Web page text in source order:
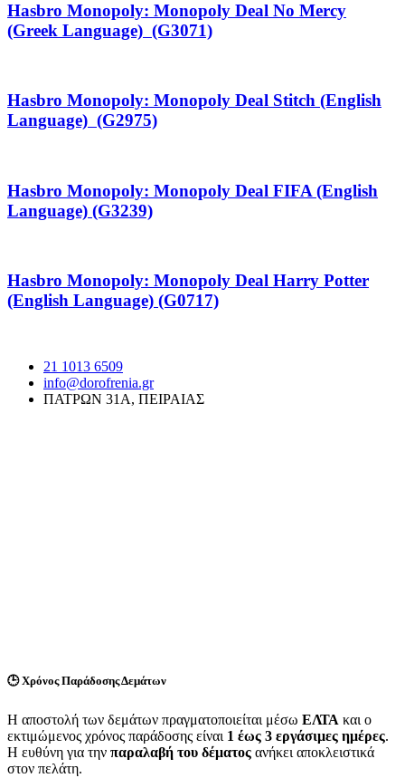
Hasbro Monopoly: Monopoly Deal No Mercy
(Greek Language) (G3071)
Hasbro Monopoly: Monopoly Deal Stitch (English
Language) (G2975)
Hasbro Monopoly: Monopoly Deal FIFA (English
Language) (G3239)
Hasbro Monopoly: Monopoly Deal Harry Potter
(English Language) (G0717)
21 1013 6509
info@dorofrenia.gr
ΠΑΤΡΩΝ 31Α, ΠΕΙΡΑΙΑΣ
🕒Χρόνος Παράδοσης Δεμάτων
Η αποστολή των δεμάτων πραγματοποιείται μέσω ΕΛΤΑ και ο
εκτιμώμενος χρόνος παράδοσης είναι 1 έως 3 εργάσιμες ημέρες.
Η ευθύνη για την παραλαβή του δέματος ανήκει αποκλειστικά
στον πελάτη.